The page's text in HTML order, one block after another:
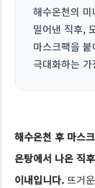
해수온천의
밀어낸 직후,
마스크팩을
극대화하는
해수온천 후 마스
온탕에서 나온 직
이내입니다. 뜨거